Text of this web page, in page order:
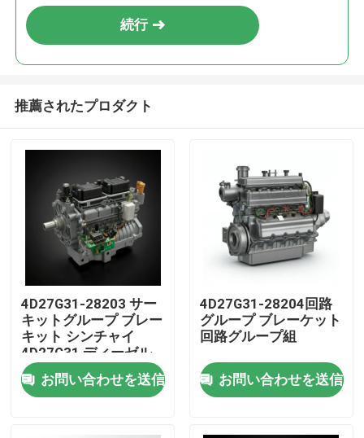
続行
推薦されたプロダクト
4D27G31-28203 サー
キットグループ ブレー
キット シンチャイ
4D27G31 ディーゼル
エンジンの部品
お問い合わせを送信
4D27G31-28204回路
グループ ブレーケット
回路グループ組
お問い合わせを送信